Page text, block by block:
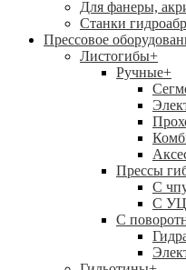
Для фанеры,
Станки
Прессовое
Листогибы+
Ручные+
Прессы
C
С
С